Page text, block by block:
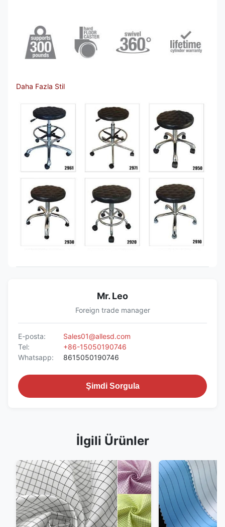
Daha Fazla Stil
Mr. Leo
Foreign trade manager
E-posta:
Sales01@allesd.com
Tel:
+86-15050190746
Whatsapp:
8615050190746
Şimdi Sorgula
İlgili Ürünler